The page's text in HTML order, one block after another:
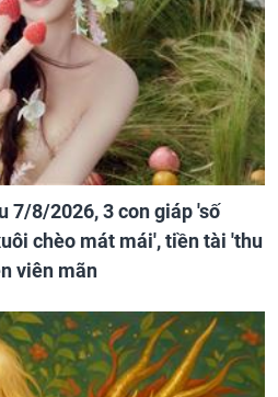
7/8/2026, 3 con giáp 'số
chèo mát mái', tiền tài 'thu
viên mãn